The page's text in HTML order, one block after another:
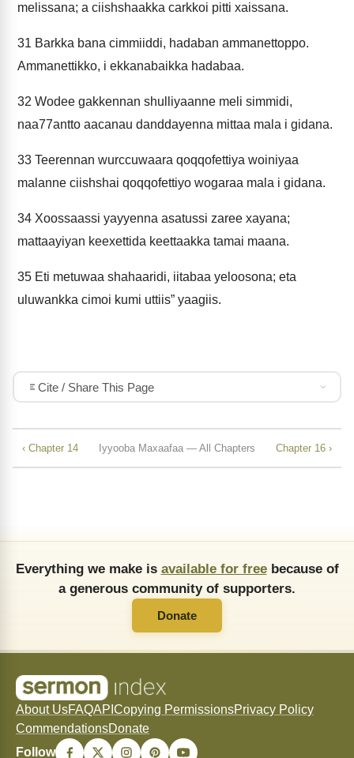
melissana; a ciishshaakka carkkoi pitti xaissana.
31 Barkka bana cimmiiddi, hadaban ammanettoppo.
Ammanettikko, i ekkanabaikka hadabaa.
32 Wodee gakkennan shulliyaanne meli simmidi,
naa77antto aacanau danddayenna mittaa mala i gidana.
33 Teerennan wurccuwaara qoqqofettiya woiniyaa
malanne ciishshai qoqqofettiyo wogaraa mala i gidana.
34 Xoossaassi yayyenna asatussi zaree xayana;
mattaayiyan keexettida keettaakka tamai maana.
35 Eti metuwaa shahaaridi, iitabaa yeloosona; eta
uluwankka cimoi kumi uttiis” yaagiis.
Cite / Share This Page
‹ Chapter 14 Iyyooba Maxaafaa — All Chapters Chapter 16 ›
Everything we make is available for freebecause of
a generous community of supporters.
Donate
About UsFAQAPI Copying PermissionsPrivacy Policy
CommendationsDonate
Follow